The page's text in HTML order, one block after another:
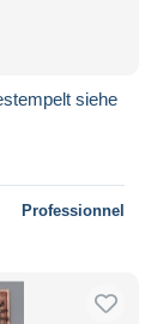
siehe
Professionnel